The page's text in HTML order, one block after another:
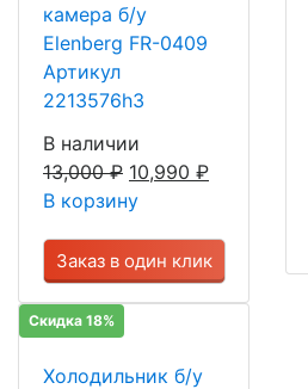
камера б/у
Elenberg FR-0409
Артикул
2213576h3
В наличии
13,000₽ 10,990 ₽
В корзину
Заказ в один клик
Скидка 18%
Холодильник б/у